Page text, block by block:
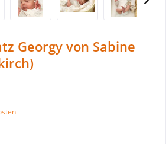
Georgy von Sabine